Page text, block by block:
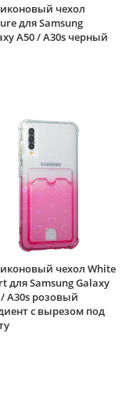
чехол
для Samsung
A50 / A30s черный
чехол White
для Samsung Galaxy
A30s розовый
c вырезом под